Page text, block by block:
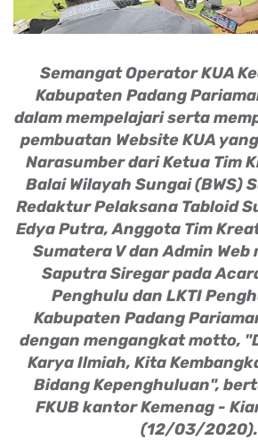
Semangat Operator KUA
Kabupaten Padang
dalam mempelajari serta
pembuatan Website KUA
Narasumber dari Ketua Tim
Balai Wilayah Sungai (BWS)
Redaktur Pelaksana Tabloid
Edya Putra, Anggota Tim
Sumatera V dan Admin Web
Saputra Siregar pada
Penghulu dan LKTI
Kabupaten Padang
dengan mengangkat motto,
Karya Ilmiah, Kita
Bidang Kepenghuluan",
FKUB kantor Kemenag -
(12/03/2020).